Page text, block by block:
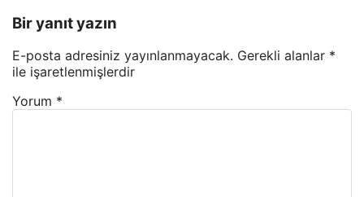
Bir yanıt yazın
E-posta adresiniz yayınlanmayacak. Gerekli alanlar *
ile işaretlenmişlerdir
Yorum *